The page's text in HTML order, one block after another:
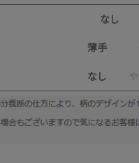
なし
薄手
なし や